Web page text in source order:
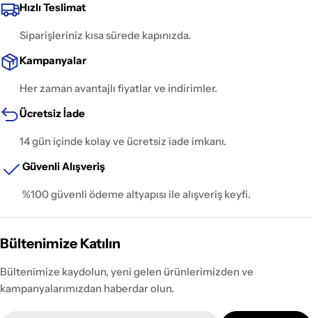
Hızlı Teslimat
Siparişleriniz kısa sürede kapınızda.
Kampanyalar
Her zaman avantajlı fiyatlar ve indirimler.
Ücretsiz İade
14 gün içinde kolay ve ücretsiz iade imkanı.
Güvenli Alışveriş
%100 güvenli ödeme altyapısı ile alışveriş keyfi.
Bültenimize Katılın
Bültenimize kaydolun, yeni gelen ürünlerimizden ve
kampanyalarımızdan haberdar olun.